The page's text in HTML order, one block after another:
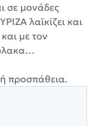
σε μονάδες
λαϊκίζει και
με τον
προσπάθεια.